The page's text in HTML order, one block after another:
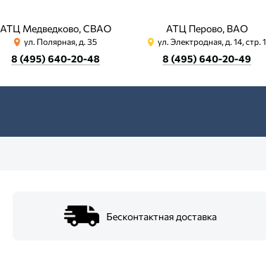
АТЦ Медведково, СВАО
ул. Полярная, д. 35
8 (495) 640-20-48
АТЦ Перово, ВАО
ул. Электродная, д. 14, стр. 1
8 (495) 640-20-49
Бесконтактная доставка